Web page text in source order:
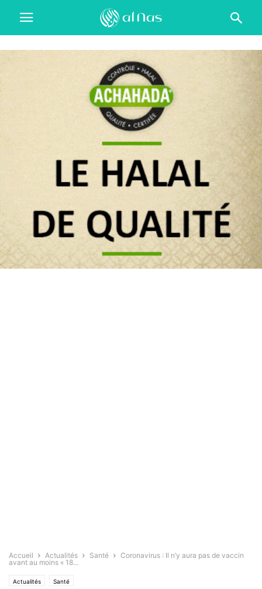
Accueil Actualités Santé
Coronavirus : Il n’y aura pas de vaccin
avant au moins « 18...
Actualités Santé